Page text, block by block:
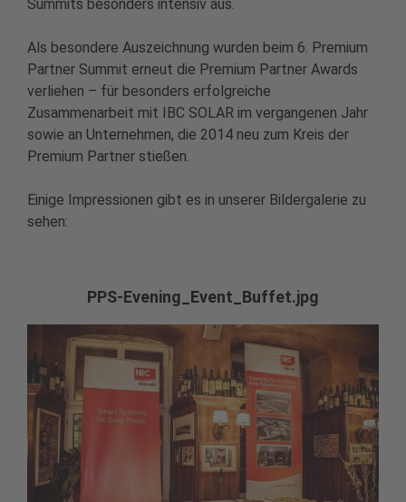
Summits besonders intensiv aus.
Als besondere Auszeichnung wurden beim 6. Premium
Partner Summit erneut die Premium Partner Awards
verliehen – für besonders erfolgreiche
Zusammenarbeit mit IBC SOLAR im vergangenen Jahr
sowie an Unternehmen, die 2014 neu zum Kreis der
Premium Partner stießen.
Einige Impressionen gibt es in unserer Bildergalerie zu
sehen:
PPS-Evening_Event_Buffet.jpg